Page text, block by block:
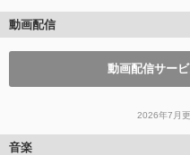
動画配信
動画配信サー
2026年7月
音楽